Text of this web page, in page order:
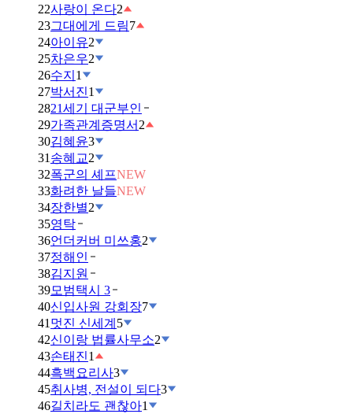
22사랑이 온다2
23그대에게 드림7
24아이유2
25차은우2
26수지 1
27박서진1
2821세기 대군부인
29가족관계증명서 2
30김혜윤3
31 송혜교2
32폭군의 셰프NEW
33화려한 날들NEW
34장한별2
35영탁
36언더커버 미쓰홍2
37정해인
38김지원
39모범택시 3
40신입사원 강회장7
41 멋진 신세계 5
42신이랑 법률사무소2
43손태진1
44흑백요리사3
45취사병, 전설이 되다3
46길치라도 괜찮아1